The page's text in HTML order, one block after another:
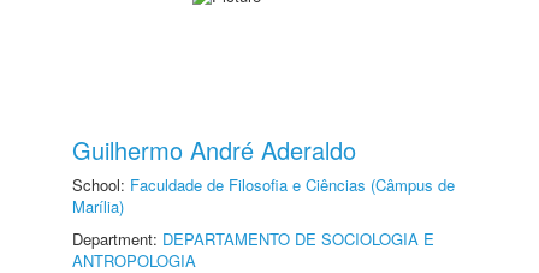
Guilhermo André Aderaldo
School: Faculdade de Filosofia e Ciências (Câmpus de
Marília)
Department: DEPARTAMENTO DE SOCIOLOGIA E
ANTROPOLOGIA